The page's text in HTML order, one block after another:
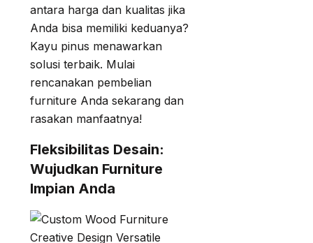
antara harga dan kualitas jika
Anda bisa memiliki keduanya?
Kayu pinus menawarkan
solusi terbaik. Mulai
rencanakan pembelian
furniture Anda sekarang dan
rasakan manfaatnya!
Fleksibilitas Desain:
Wujudkan Furniture
Impian Anda